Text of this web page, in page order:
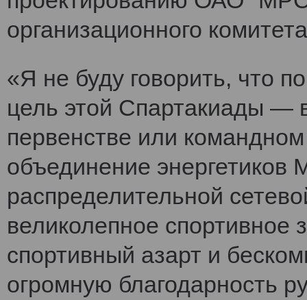
организационного
«Я не буду говорить, что
цель этой Спартакиады —
первенстве или
объединение энергетиков
распределительной
великолепное
спортивный азарт и
огромную благодарность